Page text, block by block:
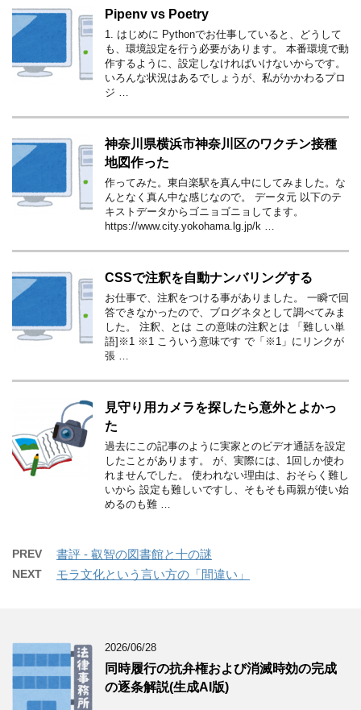
Pipenv vs Poetry
1. はじめに Pythonでお仕事していると、どうして
も、環境設定を行う必要があります。 本番環境で動
作するように、設定しなければいけないからです。
いろんな状況はあるでしょうが、私がかかわるプロ
ジ …
神奈川県横浜市神奈川区のワクチン接種
地図作った
作ってみた。東白楽駅を真ん中にしてみました。な
んとなく真ん中な感じなので。 データ元 以下のテ
キストデータからゴニョゴニョしてます。
https://www.city.yokohama.lg.jp/k …
CSSで注釈を自動ナンバリングする
お仕事で、注釈をつける事がありました。 一瞬で回
答できなかったので、ブログネタとして調べてみま
した。 注釈、とは この意味の注釈とは 「難しい単
語]※1 ※1 こういう意味です で「※1」にリンクが
張 …
見守り用カメラを探したら意外とよかっ
た
過去にこの記事のように実家とのビデオ通話を設定
したことがあります。 が、実際には、1回しか使わ
れませんでした。 使われない理由は、おそらく難し
いから 設定も難しいですし、そもそも両親が使い始
めるのも難 …
PREV 書評 - 叡智の図書館と十の謎
NEXT モラ文化という言い方の「間違い」
2026/06/28
同時履行の抗弁権および消滅時効の完成
の逐条解説(生成AI版)